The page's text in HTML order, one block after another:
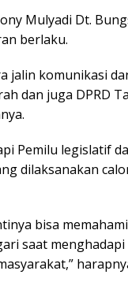
Mulyadi Dt.
berlaku.
jalin komunikasi
dan juga DPRD
Pemilu legislatif
dilaksanakan
bisa
saat menghadapi